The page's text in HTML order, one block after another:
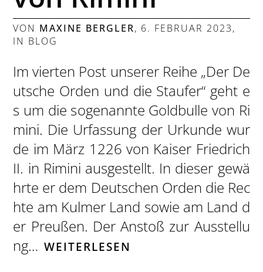
VON MAXINE BERGLER, 6. FEBRUAR 2023,
IN BLOG
Im vierten Post unserer Reihe „Der De
utsche Orden und die Staufer“ geht e
s um die sogenannte Goldbulle von Ri
mini. Die Urfassung der Urkunde wur
de im März 1226 von Kaiser Friedrich
II. in Rimini ausgestellt. In dieser gewä
hrte er dem Deutschen Orden die Rec
hte am Kulmer Land sowie am Land d
er Preußen. Der Anstoß zur Ausstellu
ng… WEITERLESEN